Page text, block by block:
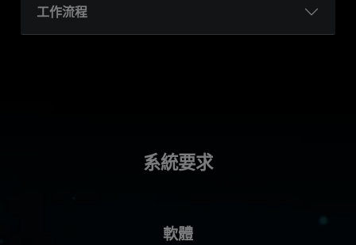
工作流程
系統要求
軟體